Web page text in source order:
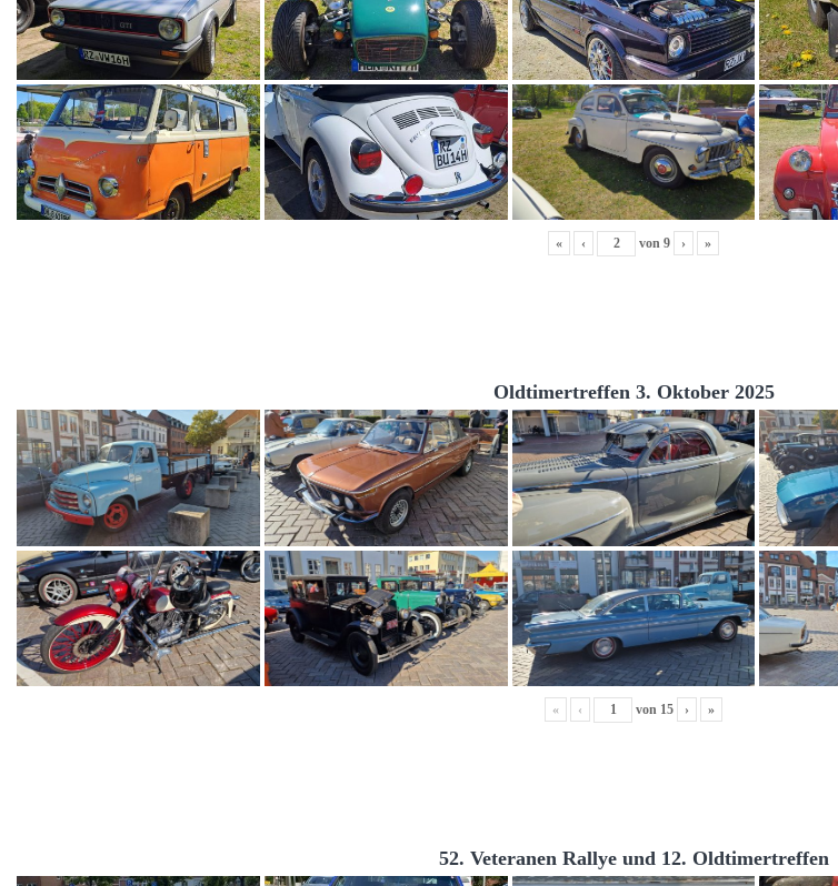
« ‹ von 9 › »
Oldtimertreffen 3. Oktober 2025
« ‹ von 15 › »
52. Veteranen Rallye und 12. Oldtimertreffen